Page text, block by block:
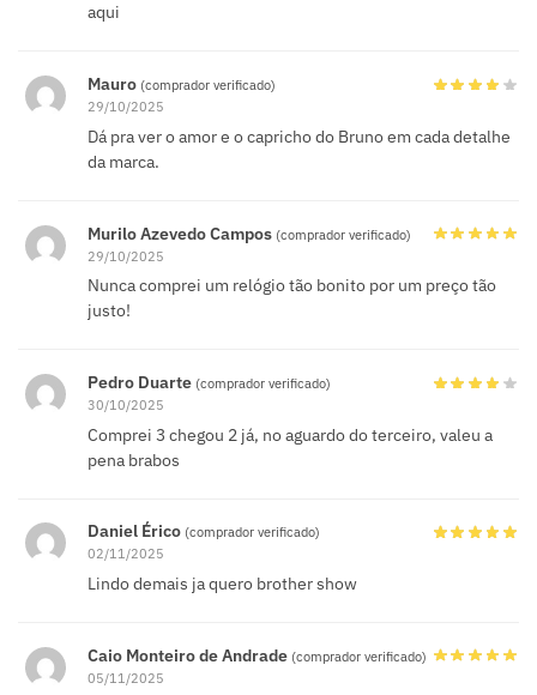
aqui
Mauro (comprador verificado)
29/10/2025
Dá pra ver o amor e o capricho do Bruno em cada detalhe
da marca.
Murilo Azevedo Campos (comprador verificado)
29/10/2025
Nunca comprei um relógio tão bonito por um preço tão
justo!
Pedro Duarte (comprador verificado)
30/10/2025
Comprei 3 chegou 2 já, no aguardo do terceiro, valeu a
pena brabos
Daniel Érico (comprador verificado)
02/11/2025
Lindo demais ja quero brother show
Caio Monteiro de Andrade (comprador verificado)
05/11/2025